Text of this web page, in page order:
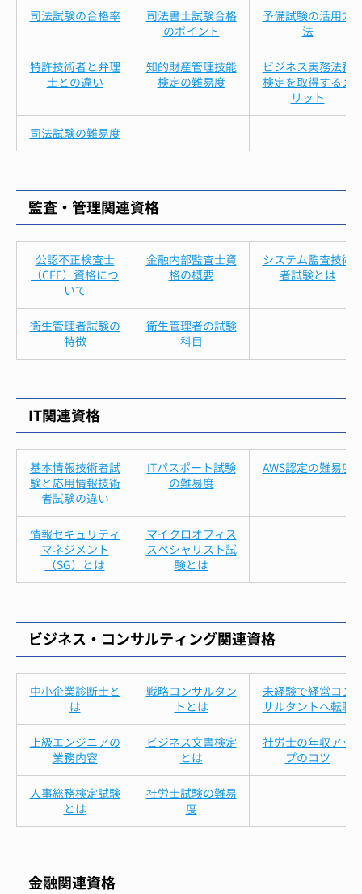
司法試験の合格率
司法書士試験合格
のポイント
予備試験の活用方
法
特許技術者と弁理
士との違い
知的財産管理技能
検定の難易度
ビジネス実務法務
検定を取得するメ
リット
司法試験の難易度
監査・管理関連資格
公認不正検査士
（CFE）資格につ
いて
金融内部監査士資
格の概要
システム監査技術
者試験とは
衛生管理者試験の
特徴
衛生管理者の試験
科目
IT関連資格
基本情報技術者試
験と応用情報技術
者試験の違い
ITパスポート試験
の難易度
AWS認定の難易度
情報セキュリティ
マネジメント
（SG）とは
マイクロオフィス
スペシャリスト試
験とは
ビジネス・コンサルティング関連資格
中小企業診断士と
は
戦略コンサルタン
トとは
未経験で経営コン
サルタントへ転職
上級エンジニアの
業務内容
ビジネス文書検定
とは
社労士の年収アッ
プのコツ
人事総務検定試験
とは
社労士試験の難易
度
金融関連資格